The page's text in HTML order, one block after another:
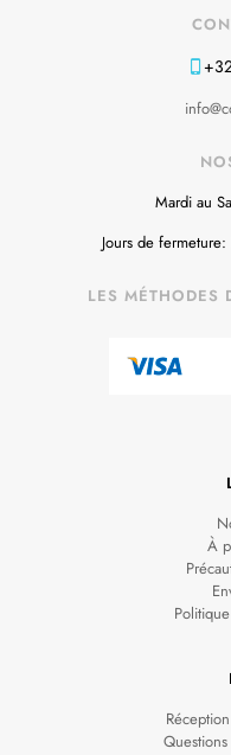
Mardi au
Jours de
LES MÉTHODES
À